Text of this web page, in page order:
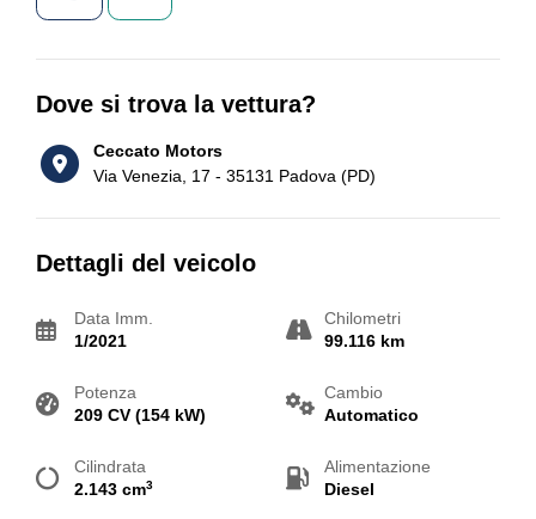
Dove si trova la vettura?
Ceccato Motors
Via Venezia, 17 - 35131 Padova (PD)
Dettagli del veicolo
Data Imm.
1/2021
Chilometri
99.116 km
Potenza
209 CV (154 kW)
Cambio
Automatico
Cilindrata
2.143 cm3
Alimentazione
Diesel